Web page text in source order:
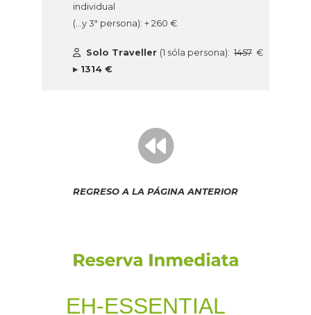
individual
(…y 3ª persona): + 260 €
Solo Traveller (1 sóla persona):1457€
▸ 1314 €
REGRESO A LA PÁGINA ANTERIOR